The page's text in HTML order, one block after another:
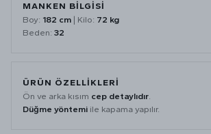
MANKEN BİLGİSİ
Boy: 182 cm | Kilo: 72 kg
Beden: 32
ÜRÜN ÖZELLİKLERİ
Ön ve arka kısım cep detaylıdır.
Düğme yöntemi ile kapama yapılır.